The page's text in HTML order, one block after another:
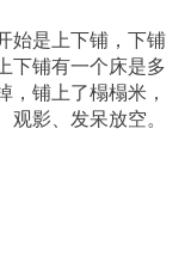
始是上下铺，下铺
下铺有一个床是多
，铺上了榻榻米，
影、发呆放空。